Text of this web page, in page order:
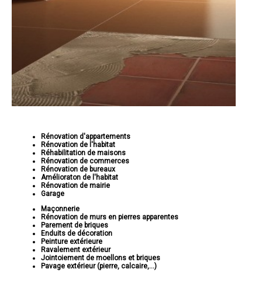
Rénovation d'appartements
Rénovation de l'habitat
Réhabilitation de maisons
Rénovation de commerces
Rénovation de bureaux
Amélioraton de l'habitat
Rénovation de mairie
Garage
Maçonnerie
Rénovation de murs en pierres apparentes
Parement de briques
Enduits de décoration
Peinture extérieure
Ravalement extérieur
Jointoiement de moellons et briques
Pavage extérieur (pierre, calcaire,...)